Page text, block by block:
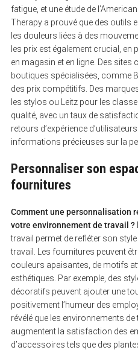
fatigue, et une étude de
Therapy a prouvé que des outils
les douleurs liées à des
les prix est également crucial,
en magasin et en ligne. Des
boutiques spécialisées, comme
des prix compétitifs. Des
les stylos ou Leitz pour les
qualité, avec un taux de
retours d’expérience
informations précieuses sur la
Personnaliser son
fournitures
Comment une personnalisation
votre environnement de travail ?
travail permet de refléter son style
travail. Les fournitures peuvent
couleurs apaisantes, de motifs
esthétiques. Par exemple, des
décoratifs peuvent ajouter une
positivement l’humeur des
révélé que les environnements
augmentent la satisfaction des
d’accessoires tels que des